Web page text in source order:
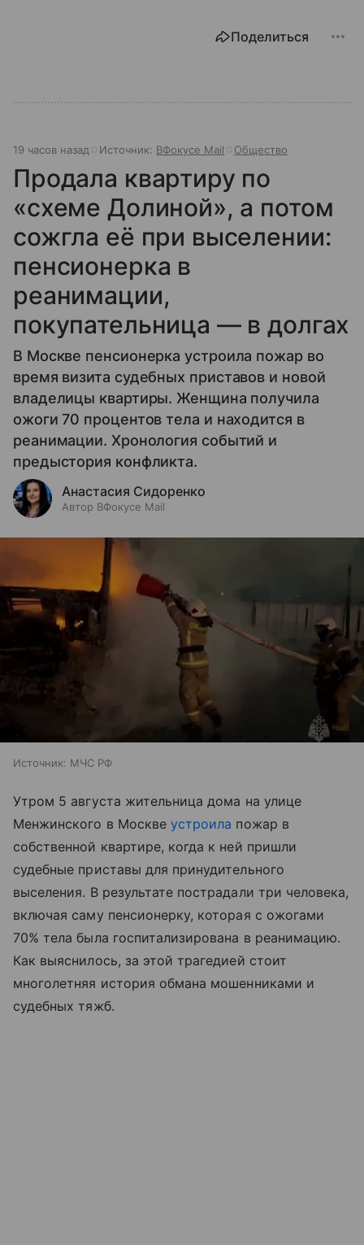
Поделиться
19 часов назад Источник: ВФокусе Mail Общество
Продала квартиру по
«схеме Долиной», а потом
сожгла её при выселении:
пенсионерка в
реанимации,
покупательница — в долгах
В Москве пенсионерка устроила пожар во
время визита судебных приставов и новой
владелицы квартиры. Женщина получила
ожоги 70 процентов тела и находится в
реанимации. Хронология событий и
предыстория конфликта.
Анастасия Сидоренко
Автор ВФокусе Mail
Источник: МЧС РФ
Утром 5 августа жительница дома на улице
Менжинского в Москвеустроила пожар в
собственной квартире, когда к ней пришли
судебные приставы для принудительного
выселения. В результате пострадали три человека,
включая саму пенсионерку, которая с ожогами
70% тела была госпитализирована в реанимацию.
Как выяснилось, за этой трагедией стоит
многолетняя история обмана мошенниками и
судебных тяжб.